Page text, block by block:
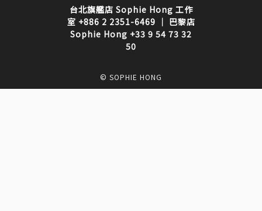
台北旗艦店 Sophie Hong 工作
室 +886 2 2351-6469 ｜ 巴黎店
Sophie Hong +33 9 54 73 32
50
© SOPHIE HONG